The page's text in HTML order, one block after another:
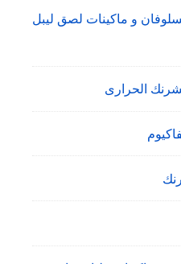
و ماكينات لصق ليبل
الحرارى